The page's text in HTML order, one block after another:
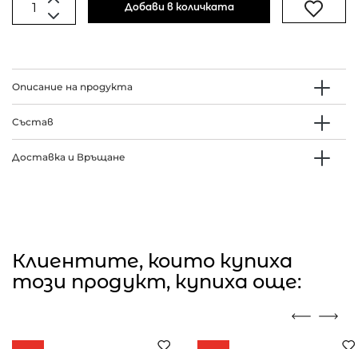
Добави в количката
Описание на продукта
Състав
Доставка и Връщане
Клиентите, които купиха
този продукт, купиха още: